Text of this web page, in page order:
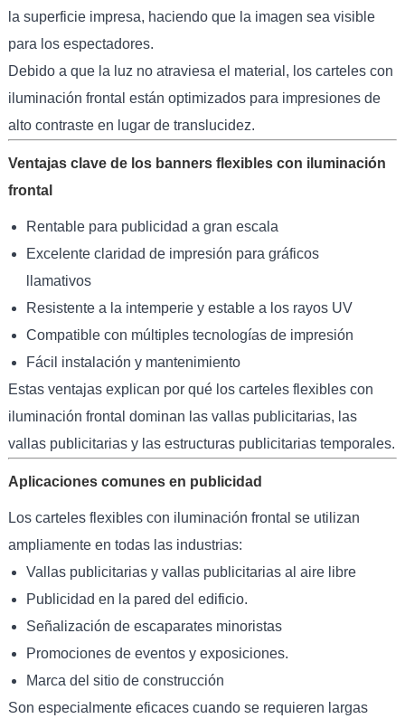
la superficie impresa, haciendo que la imagen sea visible
para los espectadores.
Debido a que la luz no atraviesa el material, los carteles con
iluminación frontal están optimizados para impresiones de
alto contraste en lugar de translucidez.
Ventajas clave de los banners flexibles con iluminación
frontal
Rentable para publicidad a gran escala
Excelente claridad de impresión para gráficos
llamativos
Resistente a la intemperie y estable a los rayos UV
Compatible con múltiples tecnologías de impresión
Fácil instalación y mantenimiento
Estas ventajas explican por qué los carteles flexibles con
iluminación frontal dominan las vallas publicitarias, las
vallas publicitarias y las estructuras publicitarias temporales.
Aplicaciones comunes en publicidad
Los carteles flexibles con iluminación frontal se utilizan
ampliamente en todas las industrias:
Vallas publicitarias y vallas publicitarias al aire libre
Publicidad en la pared del edificio.
Señalización de escaparates minoristas
Promociones de eventos y exposiciones.
Marca del sitio de construcción
Son especialmente eficaces cuando se requieren largas